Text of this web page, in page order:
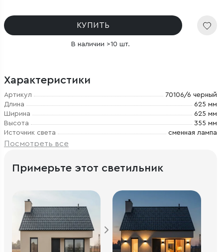
КУПИТЬ
В наличии >10 шт.
Характеристики
Артикул
70106/6 черный
Длина
625 мм
Ширина
625 мм
Высота
355 мм
Источник света
сменная лампа
Посмотреть все
Примерьте этот светильник